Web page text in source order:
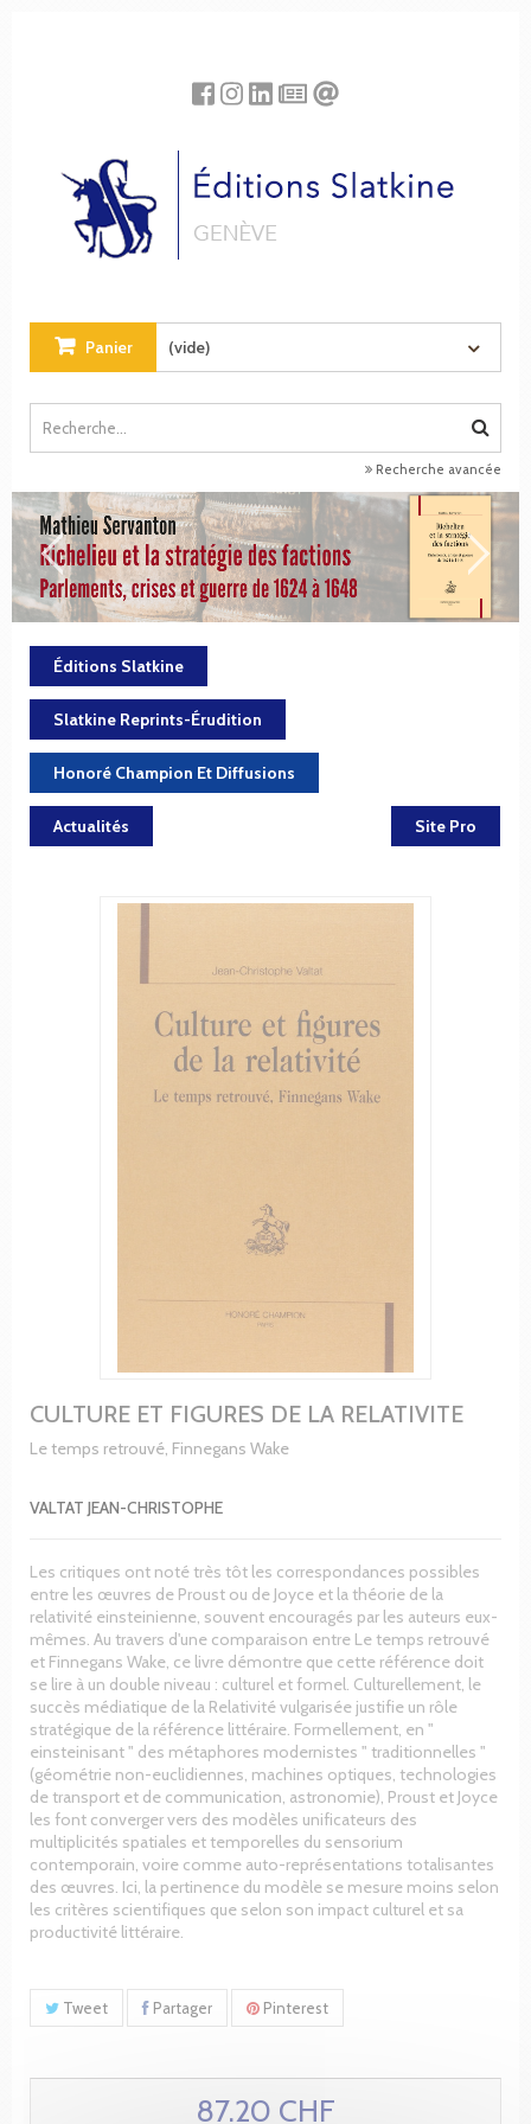
Panier (vide)
Recherche avancée
Éditions Slatkine
Slatkine Reprints-Érudition
Honoré Champion Et Diffusions
Actualités Site Pro
CULTURE ET FIGURES DE LA RELATIVITE
Le temps retrouvé, Finnegans Wake
VALTAT JEAN-CHRISTOPHE
Les critiques ont noté très tôt les correspondances possibles
entre les œuvres de Proust ou de Joyce et la théorie de la
relativité einsteinienne, souvent encouragés par les auteurs eux-
mêmes. Au travers d'une comparaison entre Le temps retrouvé
et Finnegans Wake, ce livre démontre que cette référence doit
se lire à un double niveau : culturel et formel. Culturellement, le
succès médiatique de la Relativité vulgarisée justifie un rôle
stratégique de la référence littéraire. Formellement, en "
einsteinisant " des métaphores modernistes " traditionnelles "
(géométrie non-euclidiennes, machines optiques, technologies
de transport et de communication, astronomie), Proust et Joyce
les font converger vers des modèles unificateurs des
multiplicités spatiales et temporelles du sensorium
contemporain, voire comme auto-représentations totalisantes
des œuvres. Ici, la pertinence du modèle se mesure moins selon
les critères scientifiques que selon son impact culturel et sa
productivité littéraire.
Tweet Partager Pinterest
87.20 CHF